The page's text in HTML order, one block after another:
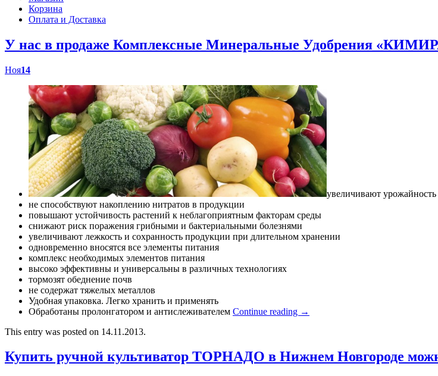
Корзина
Оплата и Доставка
У нас в продаже Комплексные Минеральные Удобрения
Ноя14
увеличивают
не способствуют накоплению нитратов в продукции
повышают устойчивость растений к неблагоприятным факторам среды
снижают риск поражения грибными и бактериальными болезнями
увеличивают лежкость и сохранность продукции при длительном хранении
одновременно вносятся все элементы питания
комплекс необходимых элементов питания
высоко эффективны и универсальны в различных технологиях
тормозят обеднение почв
не содержат тяжелых металлов
Удобная упаковка. Легко хранить и применять
Обработаны пролонгатором и антислеживателем Continue reading →
This entry was posted on 14.11.2013.
Купить ручной культиватор ТОРНАДО в Нижнем Новгороде